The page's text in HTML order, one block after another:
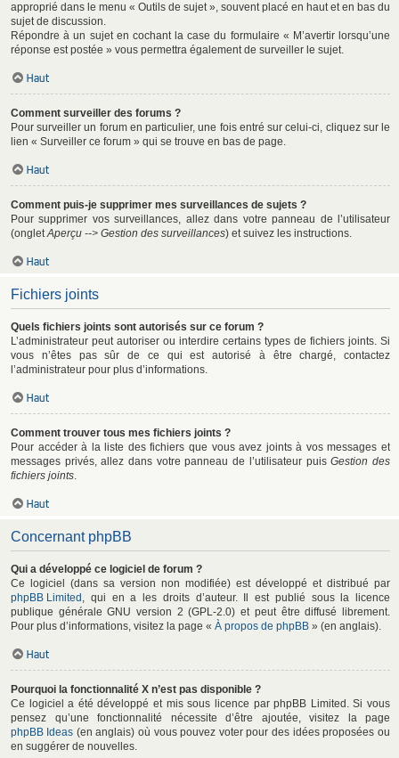
approprié dans le menu « Outils de sujet », souvent placé en haut et en bas du
sujet de discussion.
Répondre à un sujet en cochant la case du formulaire « M’avertir lorsqu’une
réponse est postée » vous permettra également de surveiller le sujet.
Haut
Comment surveiller des forums ?
Pour surveiller un forum en particulier, une fois entré sur celui-ci, cliquez sur le
lien « Surveiller ce forum » qui se trouve en bas de page.
Haut
Comment puis-je supprimer mes surveillances de sujets ?
Pour supprimer vos surveillances, allez dans votre panneau de l’utilisateur
(ongletAperçu --> Gestion des surveillances) et suivez les instructions.
Haut
Fichiers joints
Quels fichiers joints sont autorisés sur ce forum ?
L’administrateur peut autoriser ou interdire certains types de fichiers joints. Si
vous n’êtes pas sûr de ce qui est autorisé à être chargé, contactez
l’administrateur pour plus d’informations.
Haut
Comment trouver tous mes fichiers joints ?
Pour accéder à la liste des fichiers que vous avez joints à vos messages et
messages privés, allez dans votre panneau de l’utilisateur puisGestion des
fichiers joints.
Haut
Concernant phpBB
Qui a développé ce logiciel de forum ?
Ce logiciel (dans sa version non modifiée) est développé et distribué par
phpBB Limited , qui en a les droits d’auteur. Il est publié sous la licence
publique générale GNU version 2 (GPL-2.0) et peut être diffusé librement.
Pour plus d’informations, visitez la page « À propos de phpBB » (en anglais).
Haut
Pourquoi la fonctionnalité X n’est pas disponible ?
Ce logiciel a été développé et mis sous licence par phpBB Limited. Si vous
pensez qu’une fonctionnalité nécessite d’être ajoutée, visitez la page
phpBB Ideas (en anglais) où vous pouvez voter pour des idées proposées ou
en suggérer de nouvelles.